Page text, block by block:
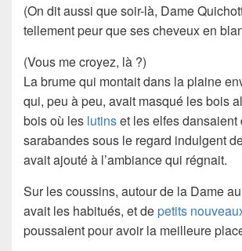
(On dit aussi que soir-là, Dame
tellement peur que ses cheveux en
(Vous me croyez, là ?)
La brume qui montait dans la plaine
qui, peu à peu, avait masqué les bois
bois où les lutinset les elfes dansaient
sarabandes sous le regard indulgent
avait ajouté à l’ambiance qui régnait.
Sur les coussins, autour de la Dame
avait les habitués, et depetits
poussaient pour avoir la meilleure